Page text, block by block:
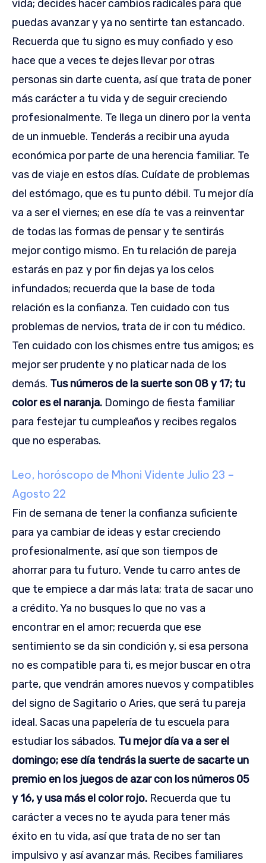
vida; decides hacer cambios radicales para que
puedas avanzar y ya no sentirte tan estancado.
Recuerda que tu signo es muy confiado y eso
hace que a veces te dejes llevar por otras
personas sin darte cuenta, así que trata de poner
más carácter a tu vida y de seguir creciendo
profesionalmente. Te llega un dinero por la venta
de un inmueble. Tenderás a recibir una ayuda
económica por parte de una herencia familiar. Te
vas de viaje en estos días. Cuídate de problemas
del estómago, que es tu punto débil. Tu mejor día
va a ser el viernes; en ese día te vas a reinventar
de todas las formas de pensar y te sentirás
mejor contigo mismo. En tu relación de pareja
estarás en paz y por fin dejas ya los celos
infundados; recuerda que la base de toda
relación es la confianza. Ten cuidado con tus
problemas de nervios, trata de ir con tu médico.
Ten cuidado con los chismes entre tus amigos; es
mejor ser prudente y no platicar nada de los
demás. Tus números de la suerte son 08 y 17; tu
color es el naranja. Domingo de fiesta familiar
para festejar tu cumpleaños y recibes regalos
que no esperabas.
Leo, horóscopo de Mhoni Vidente Julio 23 –
Agosto 22
Fin de semana de tener la confianza suficiente
para ya cambiar de ideas y estar creciendo
profesionalmente, así que son tiempos de
ahorrar para tu futuro. Vende tu carro antes de
que te empiece a dar más lata; trata de sacar uno
a crédito. Ya no busques lo que no vas a
encontrar en el amor; recuerda que ese
sentimiento se da sin condición y, si esa persona
no es compatible para ti, es mejor buscar en otra
parte, que vendrán amores nuevos y compatibles
del signo de Sagitario o Aries, que será tu pareja
ideal. Sacas una papelería de tu escuela para
estudiar los sábados. Tu mejor día va a ser el
domingo; ese día tendrás la suerte de sacarte un
premio en los juegos de azar con los números 05
y 16, y usa más el color rojo. Recuerda que tu
carácter a veces no te ayuda para tener más
éxito en tu vida, así que trata de no ser tan
impulsivo y así avanzar más. Recibes familiares